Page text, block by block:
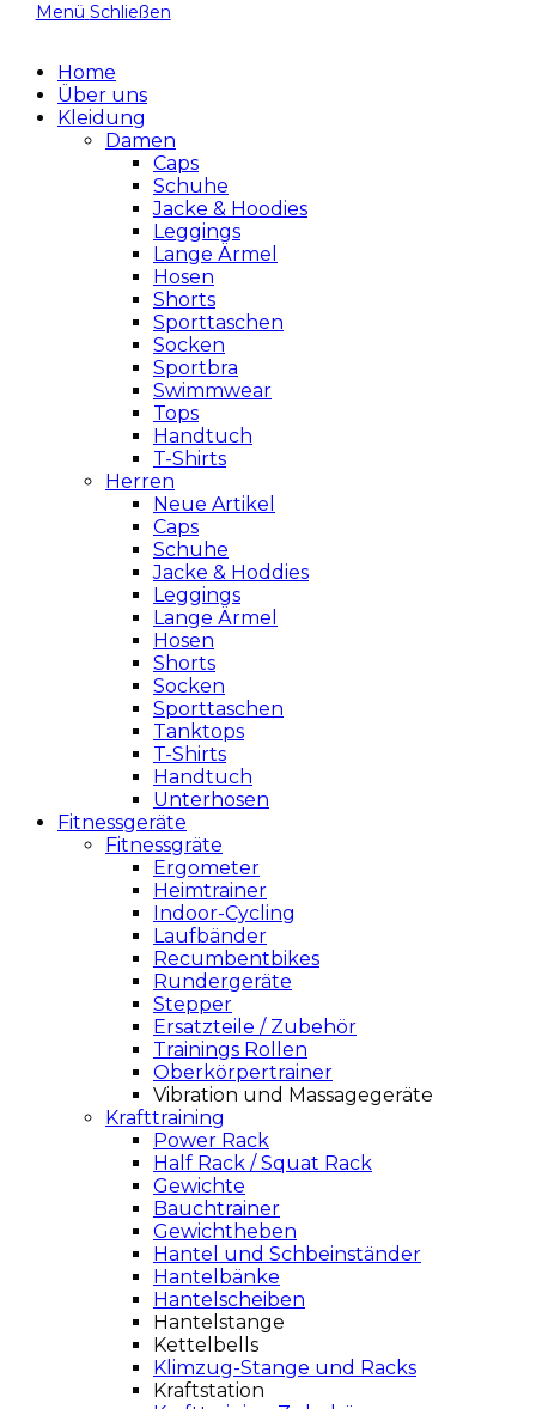
Menü Schließen
Home
Über uns
Kleidung
Damen
Caps
Schuhe
Jacke & Hoodies
Leggings
Lange Ärmel
Hosen
Shorts
Sporttaschen
Socken
Sportbra
Swimmwear
Tops
Handtuch
T-Shirts
Herren
Neue Artikel
Caps
Schuhe
Jacke & Hoddies
Leggings
Lange Ärmel
Hosen
Shorts
Socken
Sporttaschen
Tanktops
T-Shirts
Handtuch
Unterhosen
Fitnessgeräte
Fitnessgräte
Ergometer
Heimtrainer
Indoor-Cycling
Laufbänder
Recumbentbikes
Rundergeräte
Stepper
Ersatzteile / Zubehör
Trainings Rollen
Oberkörpertrainer
Vibration und Massagegeräte
Krafttraining
Power Rack
Half Rack / Squat Rack
Gewichte
Bauchtrainer
Gewichtheben
Hantel und Schbeinständer
Hantelbänke
Hantelscheiben
Hantelstange
Kettelbells
Klimzug-Stange und Racks
Kraftstation